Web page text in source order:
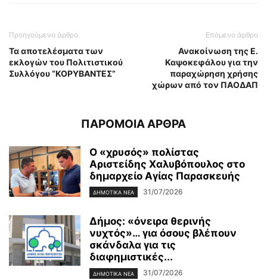
Προηγούμενο άρθρο
Τα αποτελέσματα των
εκλογών του Πολιτιστικού
Συλλόγου “ΚΟΡΥΒΑΝΤΕΣ”
Επόμενο άρθρο
Ανακοίνωση της Ε.
Καψοκεφάλου για την
παραχώρηση χρήσης
χώρων από τον ΠΑΟΔΑΠ
ΠΑΡΟΜΟΙΑ ΑΡΘΡΑ
Ο «χρυσός» πολίστας
Αριστείδης Χαλυβόπουλος στο
δημαρχείο Αγίας Παρασκευής
ΔΗΜΟΤΙΚΑ ΝΕΑ 31/07/2026
Δήμος: «όνειρα θερινής
νυχτός»… για όσους βλέπουν
σκάνδαλα για τις
διαφημιστικές...
ΔΗΜΟΤΙΚΑ ΝΕΑ 31/07/2026